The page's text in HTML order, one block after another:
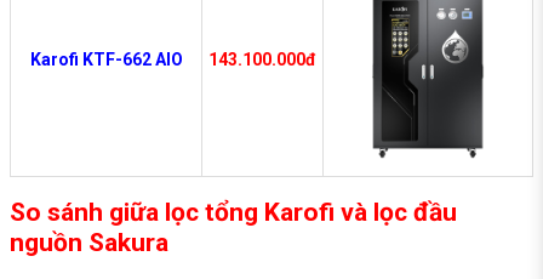
Karofi KTF-662 AIO 143.100.000đ
So sánh giữa lọc tổng Karofi và lọc đầu
nguồn Sakura